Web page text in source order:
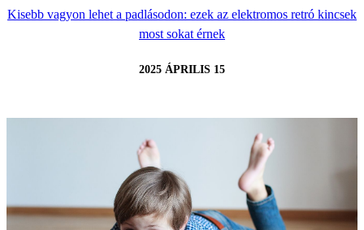
Kisebb vagyon lehet a padlásodon: ezek az elektromos retró kincsek
most sokat érnek
2025 ÁPRILIS 15